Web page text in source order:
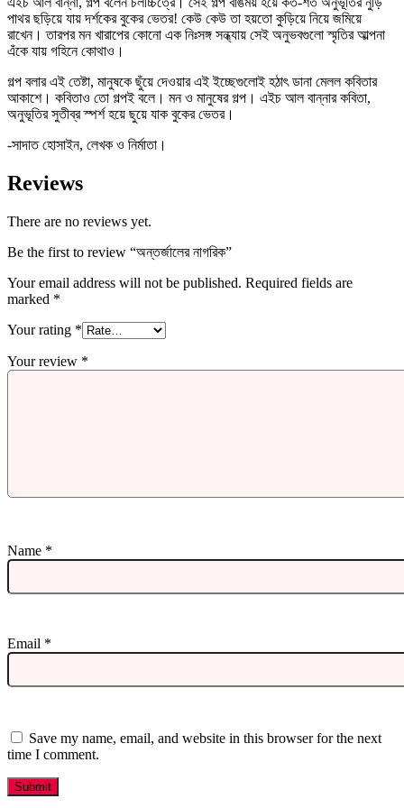
পাথর ছড়িয়ে যায় দর্শকের বুকের ভেতর! কেউ কেউ তা হয়তো কুড়িয়ে নিয়ে জমিয়ে
রাখেন। তারপর মন খারাপের কোনো এক নিঃসঙ্গ সন্ধ্যায় সেই অনুভবগুলো স্মৃতির আল্পনা
এঁকে যায় গহিনে কোথাও।
গল্প বলার এই তেষ্টা, মানুষকে ছুঁয়ে দেওয়ার এই ইচ্ছেগুলোই হঠাৎ ডানা মেলল কবিতার
আকাশে। কবিতাও তো গল্পই বলে। মন ও মানুষের গল্প। এইচ আল বান্নার কবিতা,
অনুভূতির সুতীব্র স্পর্শ হয়ে ছুয়ে যাক বুকের ভেতর।
-সাদাত হোসাইন, লেখক ও নির্মাতা।
Reviews
There are no reviews yet.
Be the first to review “অন্তর্জালের নাগরিক”
Your email address will not be published. Required fields are
marked *
Your rating *
Your review *
Name *
Email *
Save my name, email, and website in this browser for the next
time I comment.